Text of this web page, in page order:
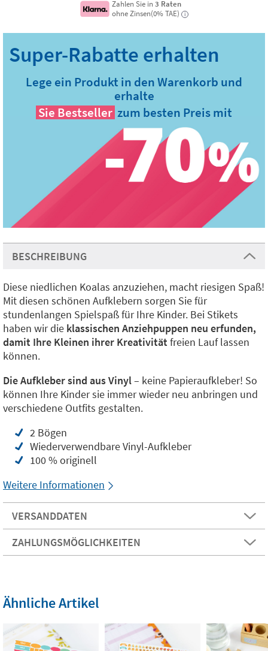
Zahlen Sie in3 Raten
ohne Zinsen(0% TAE)
i
Lege ein Produkt in den Warenkorb und
erhalte
Sie Bestseller zum besten Preis mit
BESCHREIBUNG
Diese niedlichen Koalas anzuziehen, macht riesigen Spaß!
Mit diesen schönen Aufklebern sorgen Sie für
stundenlangen Spielspaß für Ihre Kinder. Bei Stikets
haben wir die klassischen Anziehpuppen neu erfunden,
damit Ihre Kleinen ihrer Kreativitätfreien Lauf lassen
können.
Die Aufkleber sind aus Vinyl– keine Papieraufkleber! So
können Ihre Kinder sie immer wieder neu anbringen und
verschiedene Outfits gestalten.
2 Bögen
Wiederverwendbare Vinyl-Aufkleber
100 % originell
Weitere Informationen
VERSANDDATEN
ZAHLUNGSMÖGLICHKEITEN
Ähnliche Artikel